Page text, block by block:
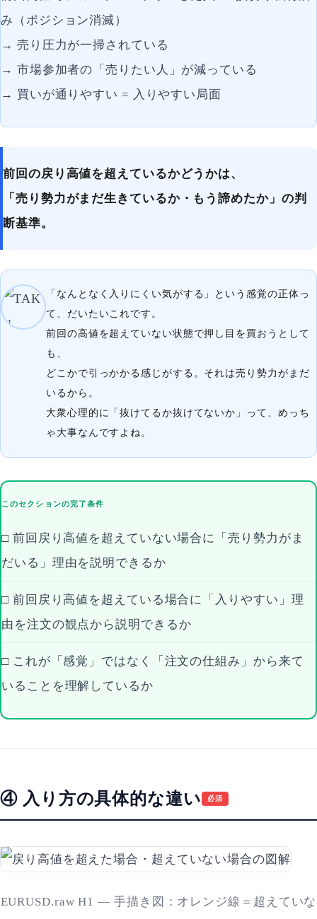
み（ポジション消滅）
→ 売り圧力が一掃されている
→ 市場参加者の「売りたい人」が減っている
→ 買いが通りやすい = 入りやすい局面
前回の戻り高値を超えているかどうかは、
「売り勢力がまだ生きているか・もう諦めたか」の判
断基準。
「なんとなく入りにくい気がする」という感覚の正体っ
て、だいたいこれです。
前回の高値を超えていない状態で押し目を買おうとして
も、
どこかで引っかかる感じがする。それは売り勢力がまだ
いるから。
大衆心理的に「抜けてるか抜けてないか」って、めっち
ゃ大事なんですよね。
このセクションの完了条件
□ 前回戻り高値を超えていない場合に「売り勢力がま
だいる」理由を説明できるか
□ 前回戻り高値を超えている場合に「入りやすい」理
由を注文の観点から説明できるか
□ これが「感覚」ではなく「注文の仕組み」から来て
いることを理解しているか
④ 入り方の具体的な違い 必須
EURUSD.raw H1 — 手描き図：オレンジ線＝超えていな